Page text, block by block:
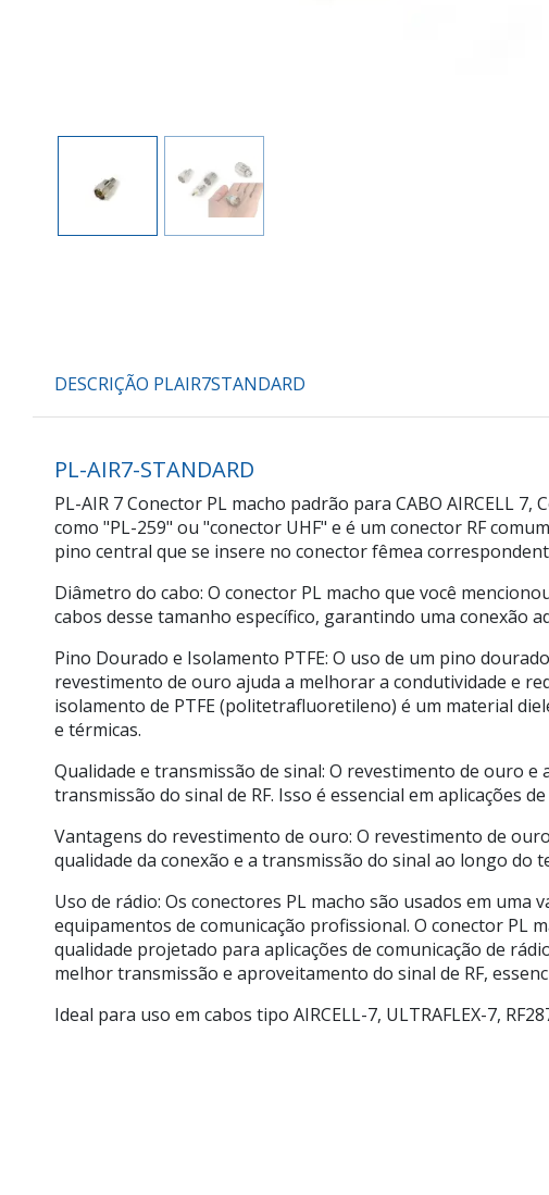
DESCRIÇÃO PLAIR7STANDARD
PL-AIR7-STANDARD
PL-AIR 7 Conector PL macho padrão para CABO AIRCELL
como "PL-259" ou "conector UHF" e é um conector RF
pino central que se insere no conector fêmea
Diâmetro do cabo: O conector PL macho que você
cabos desse tamanho específico, garantindo uma conexão
Pino Dourado e Isolamento PTFE: O uso de um pino
revestimento de ouro ajuda a melhorar a condutividade e
isolamento de PTFE (politetrafluoretileno) é um material
e térmicas.
Qualidade e transmissão de sinal: O revestimento de ouro
transmissão do sinal de RF. Isso é essencial em aplicações
Vantagens do revestimento de ouro: O revestimento de
qualidade da conexão e a transmissão do sinal ao longo do
Uso de rádio: Os conectores PL macho são usados em
equipamentos de comunicação profissional. O conector PL
qualidade projetado para aplicações de comunicação de
melhor transmissão e aproveitamento do sinal de RF,
Ideal para uso em cabos tipo AIRCELL-7, ULTRAFLEX-7,